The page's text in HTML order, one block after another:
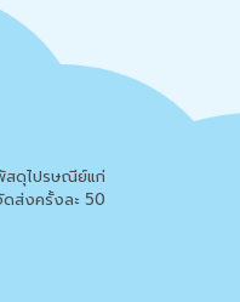
สดุไปรษณีย์แก่
ดส่งครั้งละ 50